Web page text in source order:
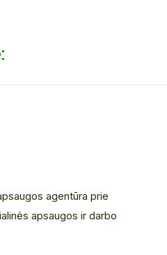
agentūra prie
apsaugos ir darbo